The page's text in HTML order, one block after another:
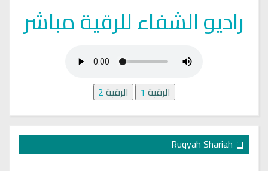
راديو الشفاء للرقية مباشر
الرقية 1 الرقية2